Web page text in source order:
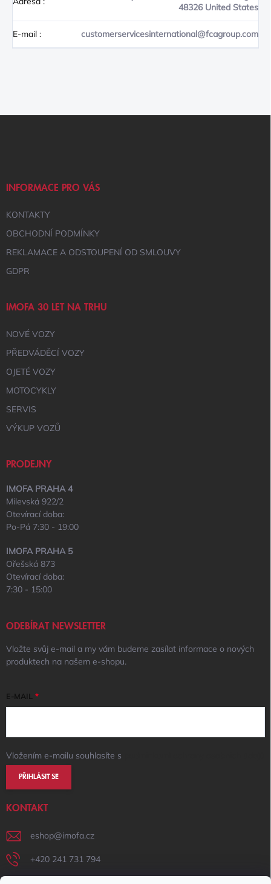
48326 United States
E-mail : customerservicesinternational@fcagroup.com
INFORMACE PRO VÁS
KONTAKTY
OBCHODNÍ PODMÍNKY
REKLAMACE A ODSTOUPENÍ OD SMLOUVY
GDPR
IMOFA 30 LET NA TRHU
NOVÉ VOZY
PŘEDVÁDĚCÍ VOZY
OJETÉ VOZY
MOTOCYKLY
SERVIS
VÝKUP VOZŮ
PRODEJNY
IMOFA PRAHA 4
Milevská 922/2
Otevírací doba:
Po-Pá 7:30 - 19:00
IMOFA PRAHA 5
Ořešská 873
Otevírací doba:
7:30 - 15:00
ODEBÍRAT NEWSLETTER
Vložte svůj e-mail a my vám budeme zasílat informace o nových
produktech na našem e-shopu.
E-MAIL
Vložením e-mailu souhlasíte s
PŘIHLÁSIT SE
KONTAKT
eshop@imofa.cz
+420 241 731 794